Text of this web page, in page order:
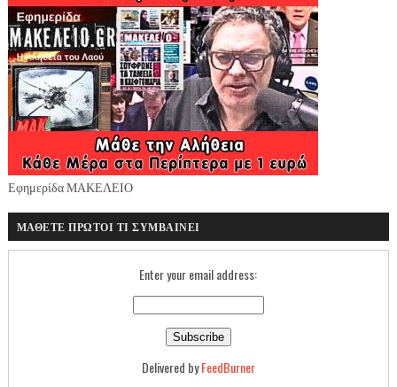
Εφημερίδα ΜΑΚΕΛΕΙΟ
ΜΑΘΕΤΕ ΠΡΩΤΟΙ ΤΙ ΣΥΜΒΑΙΝΕΙ
Enter your email address:
Delivered byFeedBurner